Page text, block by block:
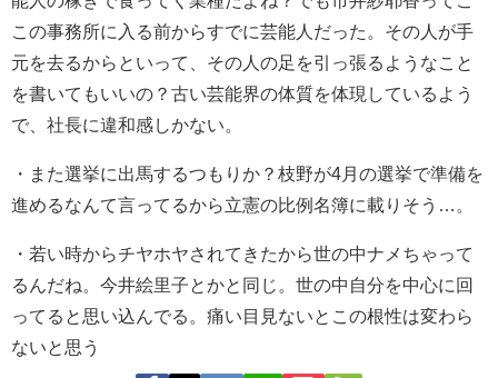
この事務所に入る前からすでに芸能人だった。 その人が手
元を去るからといって、その人の足を引っ張るようなこと
を書いてもいいの？ 古い芸能界の体質を体現しているよう
で、社長に違和感しかない。
・ また選挙に出馬するつもりか？ 枝野が4月の選挙で準備を
進めるなんて言ってるから立憲の比例名簿に載りそう…。
・ 若い時からチヤホヤされてきたから世の中ナメちゃって
るんだね。 今井絵里子とかと同じ。 世の中自分を中心に回
ってると思い込んでる。 痛い目見ないとこの根性は変わら
ないと思う